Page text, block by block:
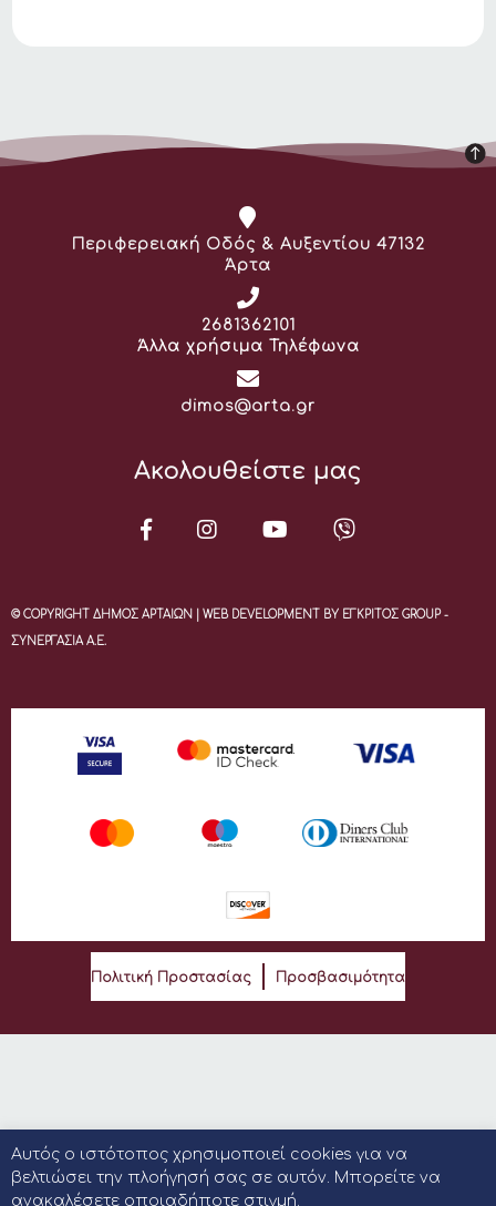
Διεύθυνση:
Περιφερειακή Οδός & Αυξεντίου 47132
Άρτα
Τηλέφωνο:
2681362101
Άλλα χρήσιμα Τηλέφωνα
Email:
dimos@arta.gr
Ακολουθείστε μας
© COPYRIGHT ΔΗΜΟΣ ΑΡΤΑΙΩΝ | WEB DEVELOPMENT BY ΕΓΚΡΙΤΟΣ GROUP -
ΣΥΝΕΡΓΑΣΙΑ Α.Ε.
Πολιτική Προστασίας Προσβασιμότητα
Αυτός ο ιστότοπος χρησιμοποιεί cookies για να
βελτιώσει την πλοήγησή σας σε αυτόν. Μπορείτε να
ανακαλέσετε οποιαδήποτε στιγμή.